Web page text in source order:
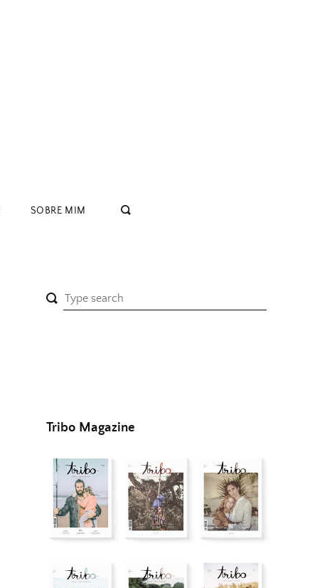
SOBRE MIM
Tribo Magazine